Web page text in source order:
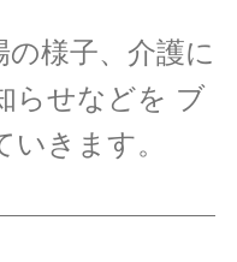
様子、介護に
らせなどを ブ
きます。